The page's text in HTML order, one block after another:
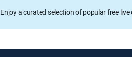
Enjoy a curated selection of popular free